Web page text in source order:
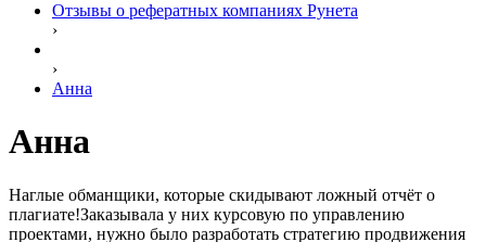
Отзывы о рефератных компаниях Рунета
›
›
Анна
Анна
Наглые обманщики, которые скидывают ложный отчёт о
плагиате!Заказывала у них курсовую по управлению
проектами, нужно было разработать стратегию продвижения